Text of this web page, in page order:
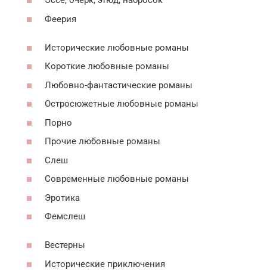
Феерия
Исторические любовные романы
Короткие любовные романы
Любовно-фантастические романы
Остросюжетные любовные романы
Порно
Прочие любовные романы
Слеш
Современные любовные романы
Эротика
Фемслеш
Вестерны
Исторические приключения